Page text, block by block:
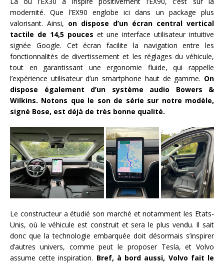
modernité. Que l’EX90 englobe ici dans un package plus
valorisant. Ainsi, on dispose d’un écran central vertical
tactile de 14,5 pouces et une interface utilisateur intuitive
signée Google. Cet écran facilite la navigation entre les
fonctionnalités de divertissement et les réglages du véhicule,
tout en garantissant une ergonomie fluide, qui rappelle
l’expérience utilisateur d’un smartphone haut de gamme. On
dispose également d’un système audio Bowers &
Wilkins. Notons que le son de série sur notre modèle,
signé Bose, est déjà de très bonne qualité.
Le constructeur a étudié son marché et notamment les Etats-
Unis, où le véhicule est construit et sera le plus vendu. Il sait
donc que la technologie embarquée doit désormais s’inspirer
d’autres univers, comme peut le proposer Tesla, et Volvo
assume cette inspiration. Bref, à bord aussi, Volvo fait le